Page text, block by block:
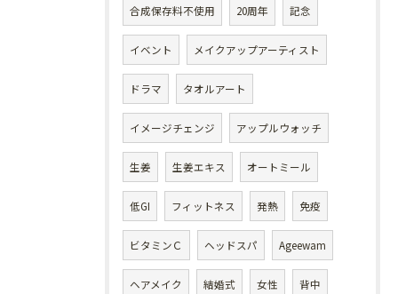
合成保存料不使用 20周年 記念
イベント メイクアップアーティスト
ドラマ タオルアート
イメージチェンジ アップルウォッチ
生姜 生姜エキス オートミール
低GI フィットネス 発熱 免疫
ビタミンＣ ヘッドスパ Ageewam
ヘアメイク 結婚式 女性 背中